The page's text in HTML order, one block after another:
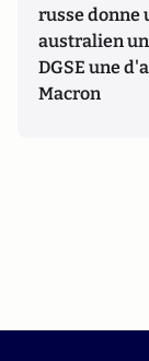
russe donne
australien
DGSE une
Macron